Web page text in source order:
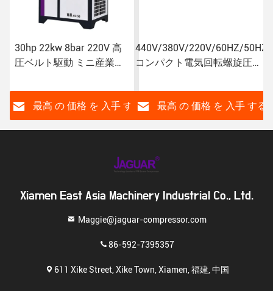
440V/380V/220V/60HZ/50HZ
コンパクト電気回転螺旋圧縮
最高 の 価格 を 入手 する
10HP JAGUAR 恒久磁気螺
旋空気圧縮機 携帯用
最高 の 価格 を 入手 す
Xiamen East Asia Machinery Industrial Co., Ltd.
Maggie@jaguar-compressor.com
86-592-7395357
611 Xike Street, Xike Town, Xiamen, 福建, 中国